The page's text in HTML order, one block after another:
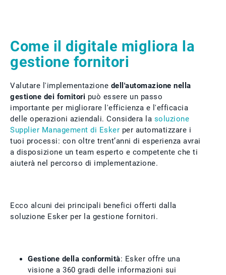
Come il digitale migliora la
gestione fornitori
Valutare l'implementazione dell'automazione nella
gestione dei fornitori può essere un passo
importante per migliorare l'efficienza e l'efficacia
delle operazioni aziendali. Considera la soluzione
Supplier Management di Esker per automatizzare i
tuoi processi: con oltre trent’anni di esperienza avrai
a disposizione un team esperto e competente che ti
aiuterà nel percorso di implementazione.
Ecco alcuni dei principali benefici offerti dalla
soluzione Esker per la gestione fornitori.
Gestione della conformità: Esker offre una
visione a 360 gradi delle informazioni sui